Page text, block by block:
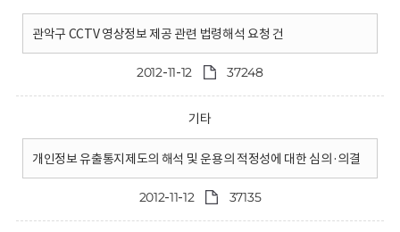
관악구 CCTV 영상정보 제공 관련 법령해석 요청 건
2012-11-12 37248
기타
개인정보 유출통지제도의 해석 및 운용의 적정성에 대한 심의·의결
2012-11-12 37135